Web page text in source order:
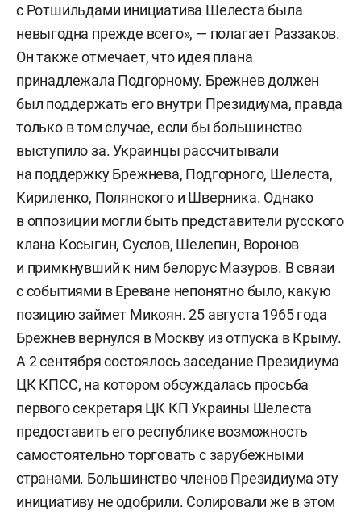
с Ротшильдами инициатива Шелеста была
невыгодна прежде всего», — полагает Раззаков.
Он также отмечает, что идея плана
принадлежала Подгорному. Брежнев должен
был поддержать его внутри Президиума, правда
только в том случае, если бы большинство
выступило за. Украинцы рассчитывали
на поддержку Брежнева, Подгорного, Шелеста,
Кириленко, Полянского и Шверника. Однако
в оппозиции могли быть представители русского
клана Косыгин, Суслов, Шелепин, Воронов
и примкнувший к ним белорус Мазуров. В связи
с событиями в Ереване непонятно было, какую
позицию займет Микоян. 25 августа 1965 года
Брежнев вернулся в Москву из отпуска в Крыму.
А 2 сентября состоялось заседание Президиума
ЦК КПСС, на котором обсуждалась просьба
первого секретаря ЦК КП Украины Шелеста
предоставить его республике возможность
самостоятельно торговать с зарубежными
странами. Большинство членов Президиума эту
инициативу не одобрили. Солировали же в этом